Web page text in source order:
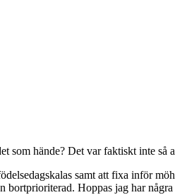
hände? Det var faktiskt inte så
samt att fixa inför
Hoppas jag har